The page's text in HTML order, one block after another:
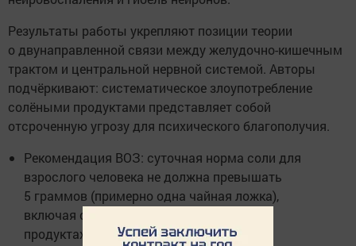
Результаты работы укрепляют позиции теории
о двунаправленной связи между желудочно-кишечным
трактом и центральной нервной системой. Авторы
подчёркивают: систематическое злоупотребление
солёными продуктами представляет собой
отсроченную угрозу для психического благополучия.
Рекомендация ВОЗ: суточная норма соли для
взрослого человека не должна превышать
5 граммов (примерно одна чайная ложка),
включая соль, содержащуюся в готовых
продуктах питания.